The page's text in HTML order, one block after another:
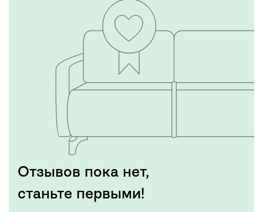
Отзывов пока нет,
станьте первыми!